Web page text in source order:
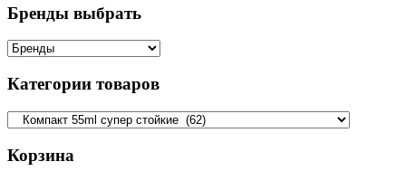
Бренды выбрать
Категории товаров
Корзина